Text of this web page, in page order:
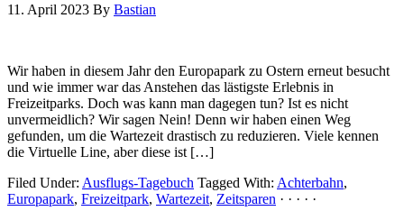
11. April 2023 By Bastian
Wir haben in diesem Jahr den Europapark zu Ostern erneut besucht
und wie immer war das Anstehen das lästigste Erlebnis in
Freizeitparks. Doch was kann man dagegen tun? Ist es nicht
unvermeidlich? Wir sagen Nein! Denn wir haben einen Weg
gefunden, um die Wartezeit drastisch zu reduzieren. Viele kennen
die Virtuelle Line, aber diese ist […]
Filed Under: Ausflugs-Tagebuch Tagged With: Achterbahn,
Europapark, Freizeitpark, Wartezeit, Zeitsparen · · · · ·